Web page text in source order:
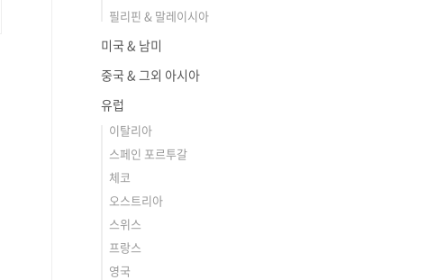
필리핀 & 말레이시아
미국 & 남미
중국 & 그외 아시아
유럽
이탈리아
스페인 포르투갈
체코
오스트리아
스위스
프랑스
영국